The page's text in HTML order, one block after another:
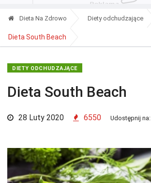
Dieta Na Zdrowo Diety odchudzające
Dieta South Beach
DIETY ODCHUDZAJĄCE
Dieta South Beach
28 Luty 2020 6550 Udostępnij na: